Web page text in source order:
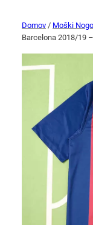
Domov / Moški
Barcelona 2018/19